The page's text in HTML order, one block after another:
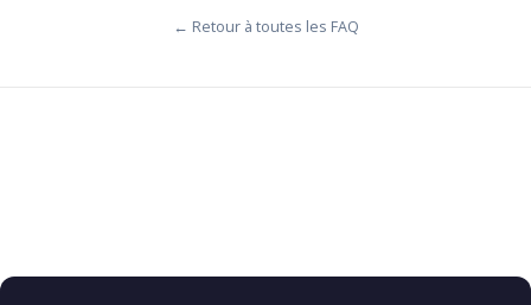
← Retour à toutes les FAQ